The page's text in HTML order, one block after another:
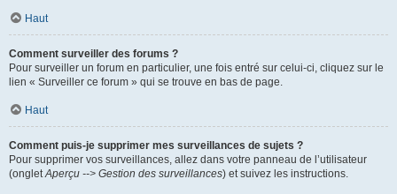
Haut
Comment surveiller des forums ?
Pour surveiller un forum en particulier, une fois entré sur celui-ci, cliquez sur le
lien « Surveiller ce forum » qui se trouve en bas de page.
Haut
Comment puis-je supprimer mes surveillances de sujets ?
Pour supprimer vos surveillances, allez dans votre panneau de l’utilisateur
(ongletAperçu --> Gestion des surveillances) et suivez les instructions.